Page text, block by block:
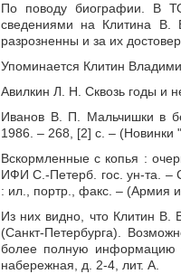
По поводу биографии. В
сведениями на Клитина В.
разрозненны и за их
Упоминается Клитин
Авилкин Л. Н. Сквозь годы и
Иванов В. П. Мальчишки в
1986. – 268, [2] с. – (Новинки
Вскормленные с копья :
ИФИ С.-Петерб. гос. ун-та. –
: ил., портр., факс. – (Армия
Из них видно, что Клитин В.
(Санкт-Петербурга).
более полную информацию
набережная, д. 2-4, лит. А.